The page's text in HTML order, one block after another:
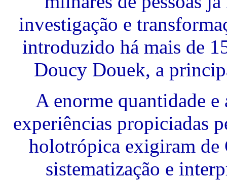
investigação e
introduzido há mais de
Doucy Douek, a
A enorme quantidade e
experiências propiciadas
holotrópica exigiram de
sistematização e